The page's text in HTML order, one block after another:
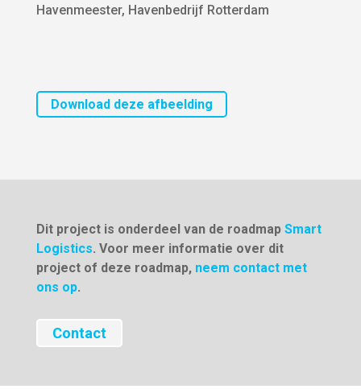
Havenmeester, Havenbedrijf Rotterdam
Download deze afbeelding
Dit project is onderdeel van de roadmap Smart
Logistics. Voor meer informatie over dit
project of deze roadmap, neem contact met
ons op.
Contact